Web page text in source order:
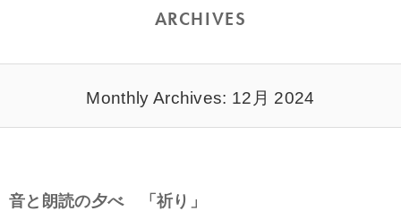
ARCHIVES
Monthly Archives: 12月 2024
音と朗読の夕べ 「祈り」